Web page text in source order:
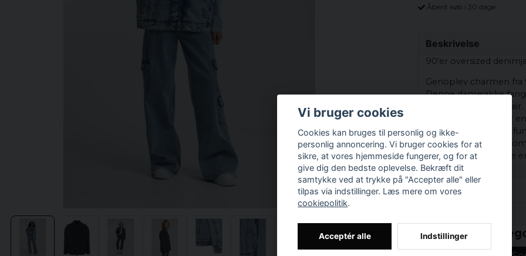
Åbent køb i 30 dage
Beskrivelse
90'er oversized
Genoplev charmen
Denne damejakke
moderne oversize
komfort. Jakken har
tilbyder både stil og
køligere dage eller
have, der vil forbedre
Materialer: 100 %
Størrelser: 3XL,
Relaterede
Vi bruger cookies
Cookies kan bruges til personlig og ikke-
personlig annoncering. Vi bruger cookies for at
sikre, at vores hjemmeside fungerer, og for at
give dig den bedste oplevelse. Bekræft dit
samtykke ved at trykke på "Accepter alle" eller
tilpas via indstillinger. Læs mere om vores
cookiepolitik.
Acceptér alle Indstillinger